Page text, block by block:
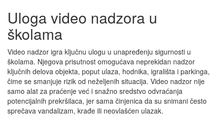
Uloga video nadzora u
školama
Video nadzor igra ključnu ulogu u unapređenju sigurnosti u
školama. Njegova prisutnost omogućava neprekidan nadzor
ključnih delova objekta, poput ulaza, hodnika, igrališta i parkinga,
čime se smanjuje rizik od neželjenih situacija. Video nadzor nije
samo alat za praćenje već i snažno sredstvo odvraćanja
potencijalnih prekršilaca, jer sama činjenica da su snimani često
sprečava vandalizam, krađe ili neovlašćen ulazak.